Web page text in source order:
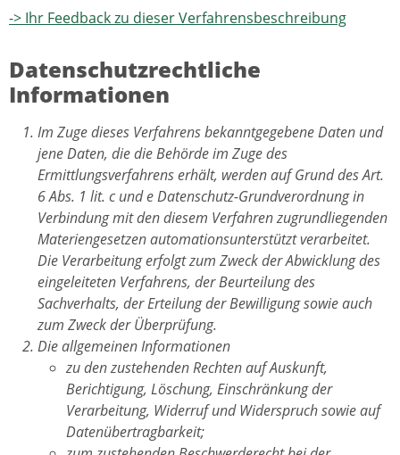
-> Ihr Feedback zu dieser Verfahrensbeschreibung
Datenschutzrechtliche
Informationen
Im Zuge dieses Verfahrens bekanntgegebene Daten und
jene Daten, die die Behörde im Zuge des
Ermittlungsverfahrens erhält, werden auf Grund des Art.
6 Abs. 1 lit. c und e Datenschutz-Grundverordnung in
Verbindung mit den diesem Verfahren zugrundliegenden
Materiengesetzen automationsunterstützt verarbeitet.
Die Verarbeitung erfolgt zum Zweck der Abwicklung des
eingeleiteten Verfahrens, der Beurteilung des
Sachverhalts, der Erteilung der Bewilligung sowie auch
zum Zweck der Überprüfung.
Die allgemeinen Informationen
zu den zustehenden Rechten auf Auskunft,
Berichtigung, Löschung, Einschränkung der
Verarbeitung, Widerruf und Widerspruch sowie auf
Datenübertragbarkeit;